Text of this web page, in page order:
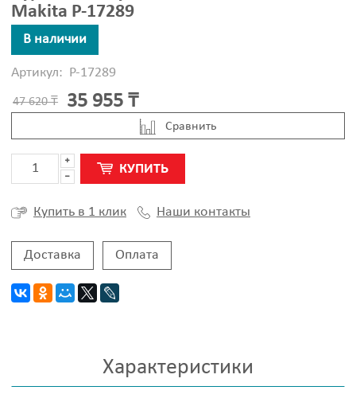
Makita P-17289
В наличии
Артикул: P-17289
47 620 ₸ 35 955 ₸
Cравнить
КУПИТЬ
Купить в 1 клик Наши контакты
Доставка Оплата
Характеристики